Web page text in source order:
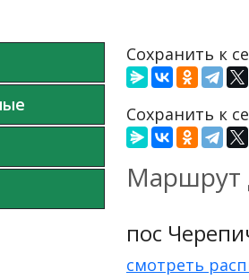
Сохранить к
Сохранить к
Маршрут
пос
смотреть